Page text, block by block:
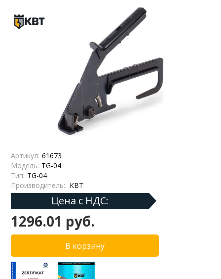
Артикул: 61673
Модель: TG-04
Тип: TG-04
Производитель: КВТ
Цена с НДС:
1296.01 руб.